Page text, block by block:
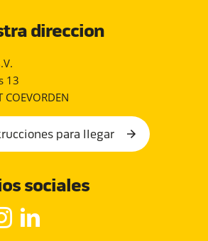
direccion
13
COEVORDEN
para llegar
sociales